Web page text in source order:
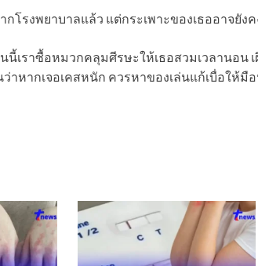
กโรงพยาบาลแล้ว แต่กระเพาะของเธออาจยั
นี้เราซื้อหมวกคลุมศีรษะให้เธอสวมเวลานอน
าหากเจอเคสหนัก ควรหาของเล่นแก้เบื่อให้มื